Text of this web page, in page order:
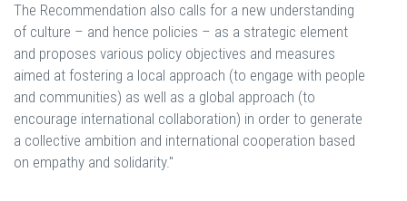
The Recommendation also calls for a new understanding
of culture – and hence policies – as a strategic element
and proposes various policy objectives and measures
aimed at fostering a local approach (to engage with people
and communities) as well as a global approach (to
encourage international collaboration) in order to generate
a collective ambition and international cooperation based
on empathy and solidarity."